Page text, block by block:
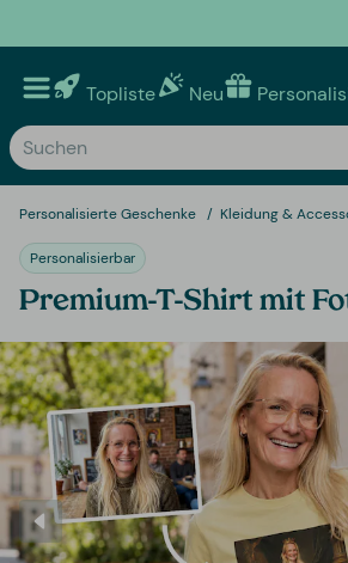
Topliste Neu
Personalisierte Geschenke Kleidung &
Personalisierbar
Premium-T-Shirt mit